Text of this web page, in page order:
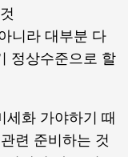
니라 대부분 다
정상수준으로 할
세화 가야하기 때
련 준비하는 것